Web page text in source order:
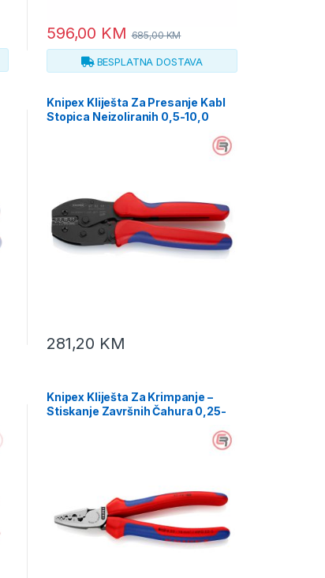
596,00 KM 685,00KM
BESPLATNA DOSTAVA
Knipex Kliješta Za Presanje Kabl
Stopica Neizoliranih 0,5-10,0
281,20 KM
Knipex Kliješta Za Krimpanje –
Stiskanje Završnih Čahura 0,25-